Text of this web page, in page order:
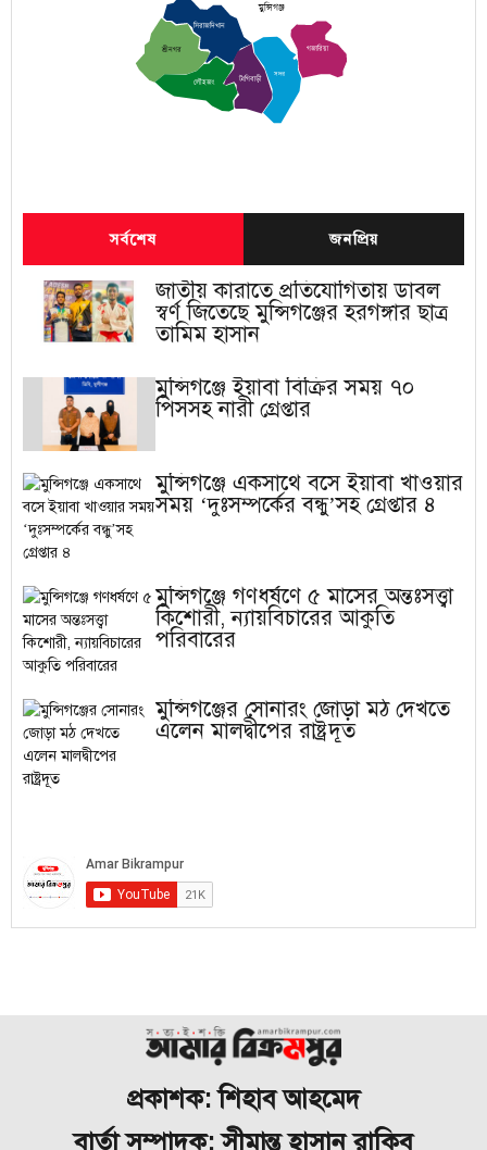
শ্রীনগর
সিরাজদিখান
টংগিবাড়ী
সদর
গজারিয়া
লৌহজং
মুন্সিগঞ্জ
সর্বশেষ জনপ্রিয়
জাতীয় কারাতে প্রতিযোগিতায় ডাবল
স্বর্ণ জিতেছে মুন্সিগঞ্জের হরগঙ্গার ছাত্র
তামিম হাসান
মুন্সিগঞ্জে ইয়াবা বিক্রির সময় ৭০
পিসসহ নারী গ্রেপ্তার
মুন্সিগঞ্জে একসাথে বসে ইয়াবা খাওয়ার
সময় ‘দুঃসম্পর্কের বন্ধু’সহ গ্রেপ্তার ৪
মুন্সিগঞ্জে গণধর্ষণে ৫ মাসের অন্তঃসত্ত্বা
কিশোরী, ন্যায়বিচারের আকুতি
পরিবারের
মুন্সিগঞ্জের সোনারং জোড়া মঠ দেখতে
এলেন মালদ্বীপের রাষ্ট্রদূত
প্রকাশক: শিহাব আহমেদ
বার্তা সম্পাদক: সীমান্ত হাসান রাকিব